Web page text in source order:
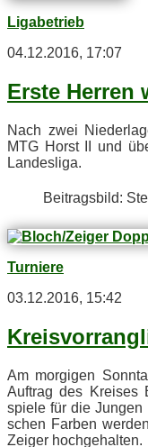
Ligabetrieb
04.12.2016, 17:07
Ers­te Her­ren
Nach zwei
MTG Horst II und
Landesliga.
Bei­trags­bild:
Turniere
03.12.2016, 15:42
Am mor­gi­gen
Auf­trag des Krei­ses
spie­le für die
schen Far­ben
Zei­ger hochgehalten.